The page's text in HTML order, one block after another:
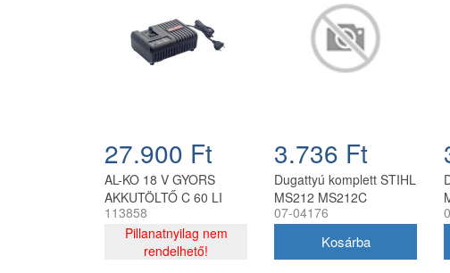
27.900 Ft
AL-KO 18 V GYORS
AKKUTÖLTŐ C 60 LI
KIFUTÓ TERMÉK
113858
Pillanatnyilag nem
rendelhető!
3.736 Ft
Dugattyú komplett STIHL
MS212 MS212C
Farmertec láncfűrészhez
07-04176